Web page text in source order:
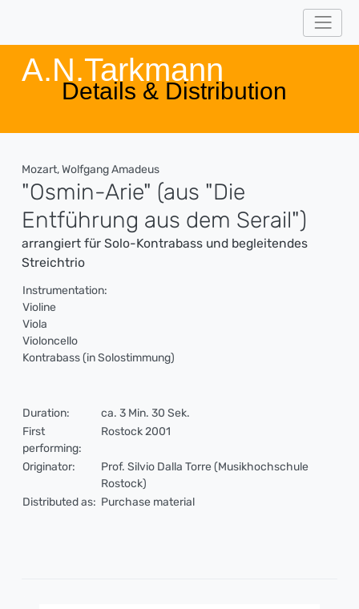
A.N.Tarkmann
Details & Distribution
Mozart, Wolfgang Amadeus
"Osmin-Arie" (aus "Die
Entführung aus dem Serail")
arrangiert für Solo-Kontrabass und begleitendes
Streichtrio
Instrumentation:
Violine
Viola
Violoncello
Kontrabass (in Solostimmung)
Duration:
ca. 3 Min. 30 Sek.
First
performing:
Rostock 2001
Originator:
Prof. Silvio Dalla Torre (Musikhochschule
Rostock)
Distributed as: Purchase material